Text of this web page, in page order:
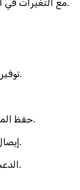
مع التغيرات في السوق، تقليل المخاطر، وزيادة القدرة التنافسية.
توفير المواد الخام أو المنتجات الجاهزة.
حفظ المنتجات في بيئة مناسبة قبل التوزيع.
إيصال المنتجات إلى الأسواق أو العملاء.
الدعم الفني، الصيانة، وإدارة المرتجعات.